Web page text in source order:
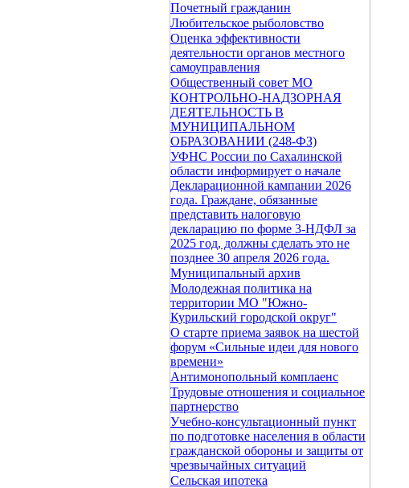
Почетный гражданин
Любительское рыболовство
Оценка эффективности
деятельности органов местного
самоуправления
Общественный совет МО
КОНТРОЛЬНО-НАДЗОРНАЯ
ДЕЯТЕЛЬНОСТЬ В
МУНИЦИПАЛЬНОМ
ОБРАЗОВАНИИ (248-ФЗ)
УФНС России по Сахалинской
области информирует о начале
Декларационной кампании 2026
года. Граждане, обязанные
представить налоговую
декларацию по форме 3-НДФЛ за
2025 год, должны сделать это не
позднее 30 апреля 2026 года.
Муниципальный архив
Молодежная политика на
территории МО "Южно-
Курильский городской округ"
О старте приема заявок на шестой
форум «Сильные идеи для нового
времени»
Антимонопольный комплаенс
Трудовые отношения и социальное
партнерство
Учебно-консультационный пункт
по подготовке населения в области
гражданской обороны и защиты от
чрезвычайных ситуаций
Сельская ипотека